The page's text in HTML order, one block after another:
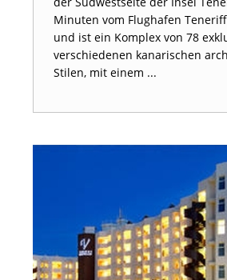
Minuten vom Flughafen
und ist ein Komplex von 78
verschiedenen kanarischen
Stilen, mit einem ...